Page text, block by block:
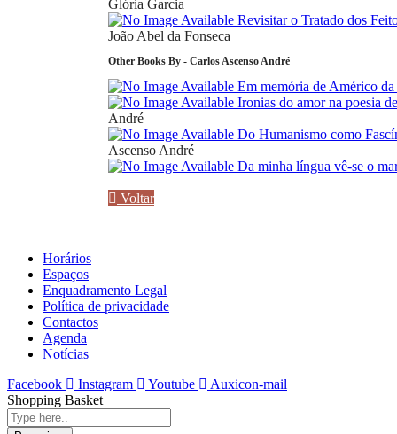
Glória Garcia
Revisitar o Tratado dos
João Abel da Fonseca
Other Books By - Carlos Ascenso André
Em memória de Américo
Ironias do amor na poesia
André
Do Humanismo como
Ascenso André
Da minha língua vê‑se o
Voltar
Horários
Espaços
Enquadramento Legal
Política de privacidade
Contactos
Agenda
Notícias
Facebook
Instagram Youtube
Auxicon-mail
Shopping Basket